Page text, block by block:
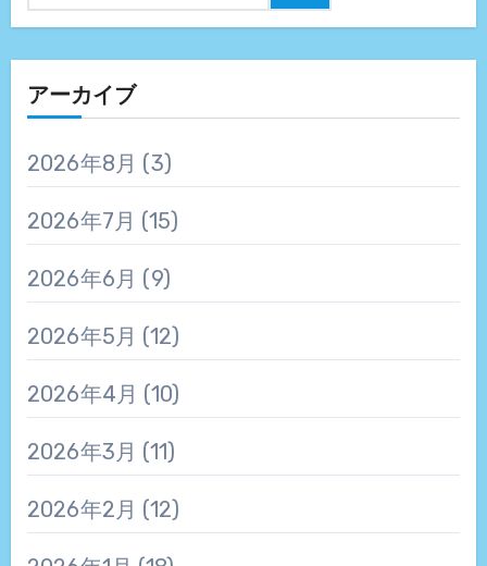
アーカイブ
2026年8月 (3)
2026年7月 (15)
2026年6月 (9)
2026年5月 (12)
2026年4月 (10)
2026年3月 (11)
2026年2月 (12)